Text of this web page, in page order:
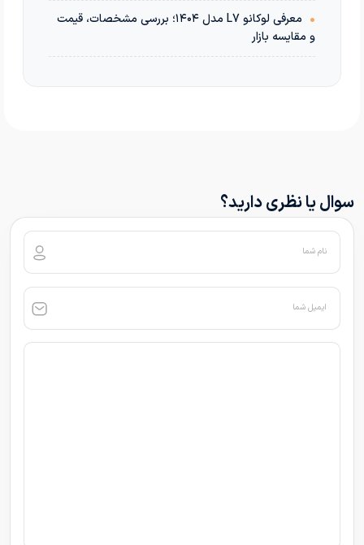
•
معرفی لوکانو L7 مدل ۱۴۰۴؛ بررسی مشخصات، قیمت
و مقایسه بازار
سوال یا نظری دارید؟
نام شما
ایمیل شما